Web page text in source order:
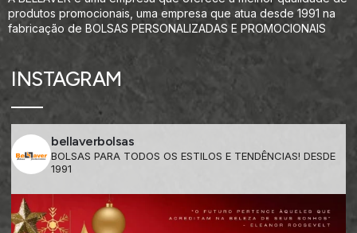
produtos promocionais, uma empresa que atua desde 1991 na
fabricação de BOLSAS PERSONALIZADAS E PROMOCIONAIS
INSTAGRAM
bellaverbolsas
BOLSAS PARA TODOS OS ESTILOS E TENDÊNCIAS! DESDE
1991